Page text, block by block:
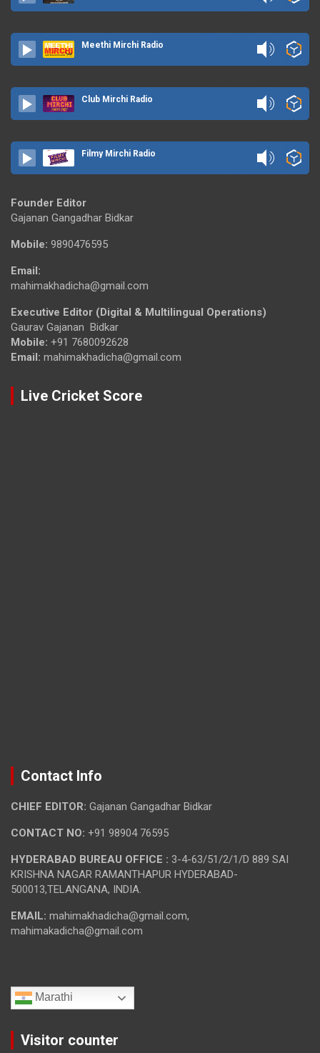
Meethi Mirchi Radio
Club Mirchi Radio
Filmy Mirchi Radio
Founder Editor
Gajanan Gangadhar Bidkar
Mobile: 9890476595
Email:
mahimakhadicha@gmail.com
Executive Editor (Digital & Multilingual Operations)
Gaurav Gajanan Bidkar
Mobile: +91 7680092628
Email: mahimakhadicha@gmail.com
Live Cricket Score
Contact Info
CHIEF EDITOR: Gajanan Gangadhar Bidkar
CONTACT NO: +91 98904 76595
HYDERABAD BUREAU OFFICE : 3-4-63/51/2/1/D 889 SAI
KRISHNA NAGAR RAMANTHAPUR HYDERABAD-
500013,TELANGANA, INDIA.
EMAIL: mahimakhadicha@gmail.com,
mahimakadicha@gmail.com
Marathi
Visitor counter